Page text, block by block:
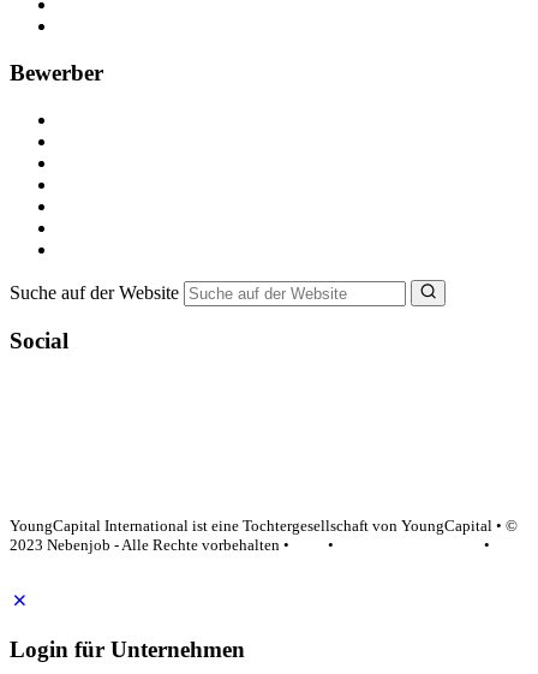
Bewerber
Suche auf der Website
Social
YoungCapital International ist eine Tochtergesellschaft von YoungCapital • ©
2023 Nebenjob - Alle Rechte vorbehalten •
•
•
Login für Unternehmen